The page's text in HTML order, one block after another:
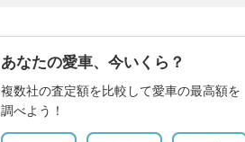
あなたの愛車、今いくら？
複数社の査定額を比較して愛車の最高額を
調べよう！